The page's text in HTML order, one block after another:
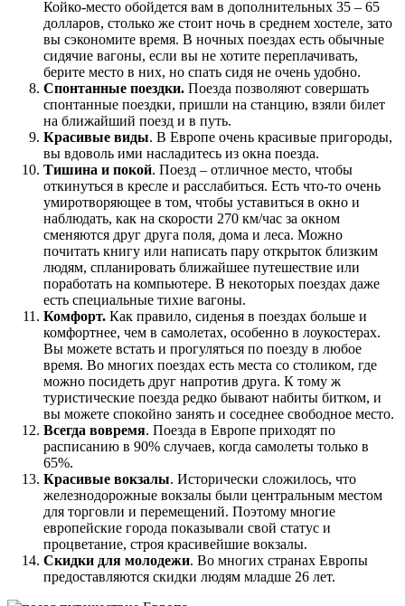
Койко-место обойдется вам в дополнительных 35 – 65
долларов, столько же стоит ночь в среднем хостеле, зато
вы сэкономите время. В ночных поездах есть обычные
сидячие вагоны, если вы не хотите переплачивать,
берите место в них, но спать сидя не очень удобно.
Спонтанные поездки. Поезда позволяют совершать
спонтанные поездки, пришли на станцию, взяли билет
на ближайший поезд и в путь.
Красивые виды. В Европе очень красивые пригороды,
вы вдоволь ими насладитесь из окна поезда.
Тишина и покой. Поезд – отличное место, чтобы
откинуться в кресле и расслабиться. Есть что-то очень
умиротворяющее в том, чтобы уставиться в окно и
наблюдать, как на скорости 270 км/час за окном
сменяются друг друга поля, дома и леса. Можно
почитать книгу или написать пару открыток близким
людям, спланировать ближайшее путешествие или
поработать на компьютере. В некоторых поездах даже
есть специальные тихие вагоны.
Комфорт. Как правило, сиденья в поездах больше и
комфортнее, чем в самолетах, особенно в лоукостерах.
Вы можете встать и прогуляться по поезду в любое
время. Во многих поездах есть места со столиком, где
можно посидеть друг напротив друга. К тому ж
туристические поезда редко бывают набиты битком, и
вы можете спокойно занять и соседнее свободное место.
Всегда вовремя. Поезда в Европе приходят по
расписанию в 90% случаев, когда самолеты только в
65%.
Красивые вокзалы. Исторически сложилось, что
железнодорожные вокзалы были центральным местом
для торговли и перемещений. Поэтому многие
европейские города показывали свой статус и
процветание, строя красивейшие вокзалы.
Скидки для молодежи. Во многих странах Европы
предоставляются скидки людям младше 26 лет.